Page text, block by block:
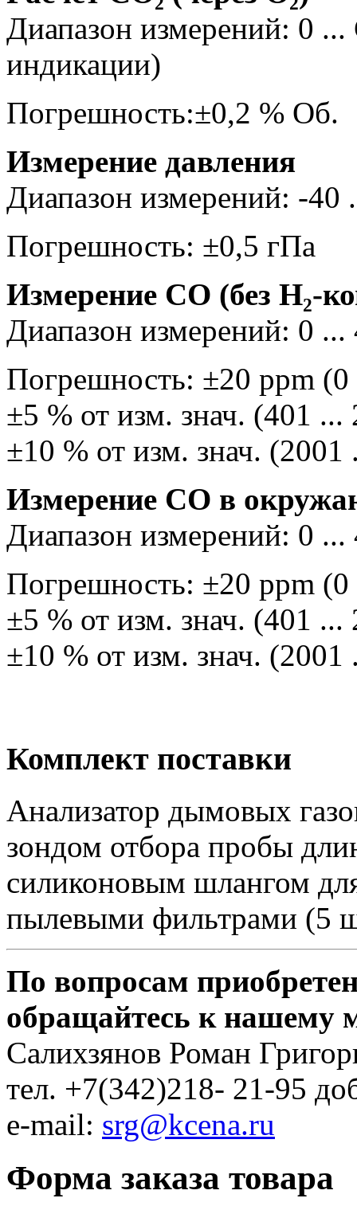
Диапазон измерений: 0
индикации)
Погрешность:±0,2 % Об.
Измерение давления
Диапазон измерений: -40
Погрешность: ±0,5 гПа
Измерение СО (без Н₂-
Диапазон измерений: 0
Погрешность: ±20 ppm
±5 % от изм. знач. (401 ...
±10 % от изм. знач.
Измерение СО в
Диапазон измерений: 0
Погрешность: ±20 ppm
±5 % от изм. знач. (401 ...
±10 % от изм. знач.
Комплект поставки
Анализатор дымовых
зондом отбора пробы
силиконовым шлангом
пылевыми фильтрами (5
По вопросам
обращайтесь к нашему
Салихзянов Роман
тел. +7(342)218- 21-95
e-mail: srg@kcena.ru
Форма заказа товара